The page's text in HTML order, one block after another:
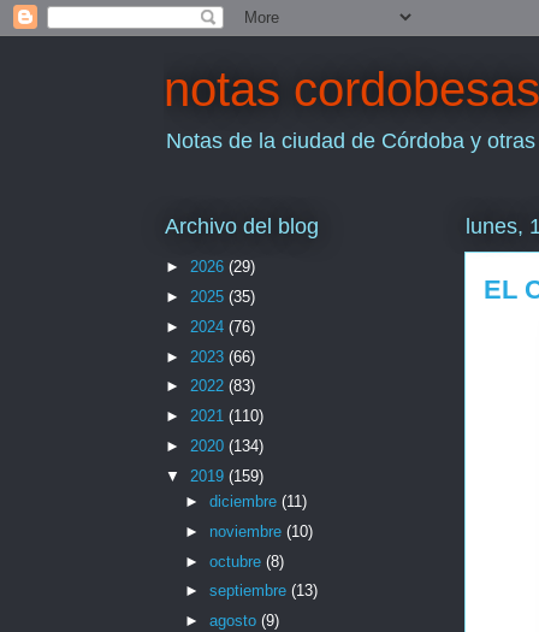
notas cordobesas
Notas de la ciudad de Córdoba y
lunes,
EL
Archivo del blog
► 2026 (29)
► 2025 (35)
► 2024 (76)
► 2023 (66)
► 2022 (83)
► 2021 (110)
► 2020 (134)
▼ 2019 (159)
► diciembre (11)
► noviembre (10)
► octubre (8)
► septiembre (13)
► agosto (9)